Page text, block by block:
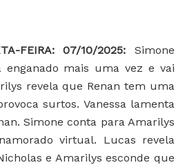
FEIRA: 07/10/2025: Simone
enganado mais uma vez e vai
revela que Renan tem uma
surtos. Vanessa lamenta
Simone conta para Amarilys
virtual. Lucas revela
e Amarilys esconde que